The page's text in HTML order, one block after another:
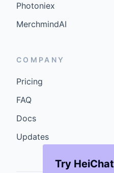
Try HeiChat
Photoniex
MerchmindAI
COMPANY
Pricing
FAQ
Docs
Updates